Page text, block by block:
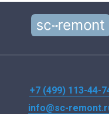
+7 (499) 113-44-
info@sc-